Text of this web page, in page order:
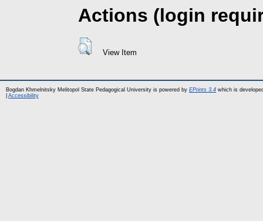
Actions (login
View Item
Bogdan Khmelnitsky Melitopol State Pedagogical University is powered by EPrints 3.4 which is
Accessibility